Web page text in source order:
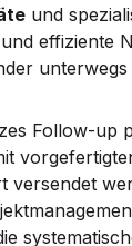
und
effiziente
unterwegs
Follow-up
versendet